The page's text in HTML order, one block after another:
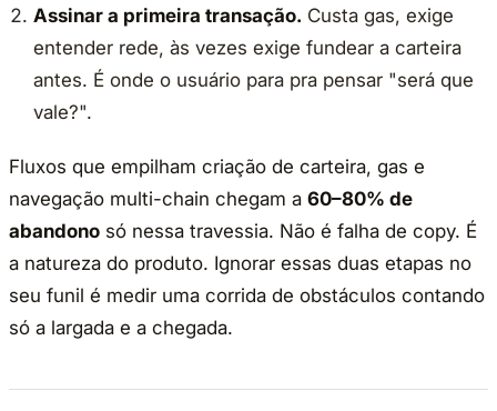
Assinar a primeira transação. Custa gas, exige
entender rede, às vezes exige fundear a carteira
antes. É onde o usuário para pra pensar "será que
vale?".
Fluxos que empilham criação de carteira, gas e
navegação multi-chain chegam a 60–80% de
abandono só nessa travessia. Não é falha de copy. É
a natureza do produto. Ignorar essas duas etapas no
seu funil é medir uma corrida de obstáculos contando
só a largada e a chegada.